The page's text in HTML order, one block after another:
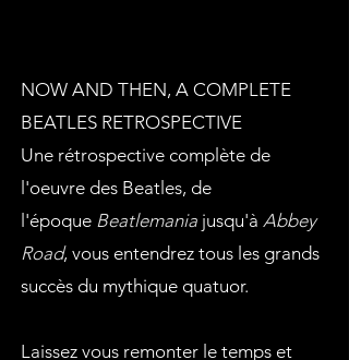
NOW AND THEN, A COMPLETE
BEATLES RETROSPECTIVE
Une rétrospective complète de
l'oeuvre des Beatles, de
l'époque Beatlemania jusqu'à Abbey
Road, vous entendrez tous les grands
succès du mythique quatuor.
Laissez vous remonter le temps et